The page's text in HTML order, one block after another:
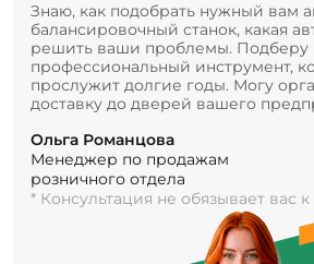
Знаю, как подобрать нужный вам
балансировочный станок, какая
решить ваши проблемы. Подберу
профессиональный инструмент,
прослужит долгие годы. Могу
доставку до дверей вашего
Ольга Романцова
Менеджер по продажам
розничного отдела
* Консультация не обязывает вас к